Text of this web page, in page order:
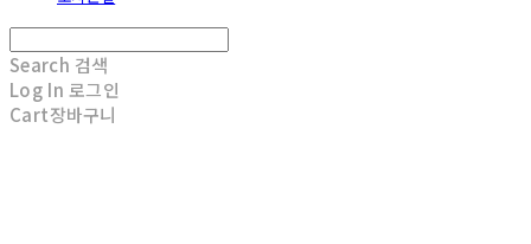
Search 검색
Log In 로그인
Cart장바구니